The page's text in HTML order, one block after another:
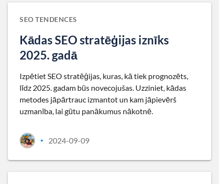
SEO TENDENCES
Kādas SEO stratēģijas iznīks
2025. gadā
Izpētiet SEO stratēģijas, kuras, kā tiek prognozēts,
līdz 2025. gadam būs novecojušas. Uzziniet, kādas
metodes jāpārtrauc izmantot un kam jāpievērš
uzmanība, lai gūtu panākumus nākotnē.
• 2024-09-09